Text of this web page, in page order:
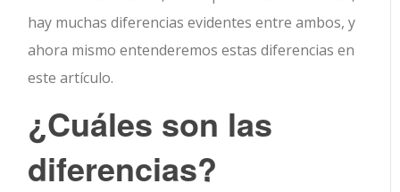
hay muchas diferencias evidentes entre ambos, y
ahora mismo entenderemos estas diferencias en
este artículo.
¿Cuáles son las
diferencias?